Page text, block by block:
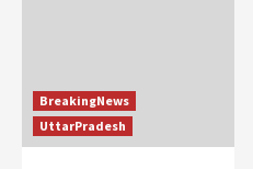
BreakingNews
UttarPradesh